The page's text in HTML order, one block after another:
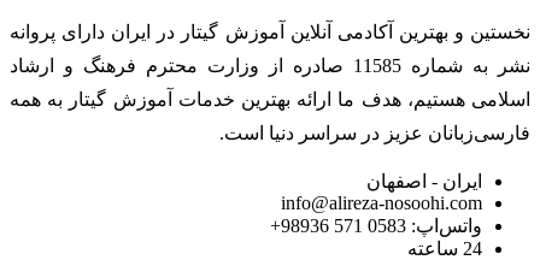
نخستین و بهترین آکادمی آنلاین آموزش گیتار در ایران دارای پروانه
نشر به شماره 11585 صادره از وزارت محترم فرهنگ و ارشاد
اسلامی هستیم، هدف ما ارائه بهترین خدمات آموزش گیتار به همه
فارسی‌زبانان عزیز در سراسر دنیا است.
ایران - اصفهان
info@alireza-nosoohi.com
واتس‌اپ: 0583 571 98936+
24 ساعته